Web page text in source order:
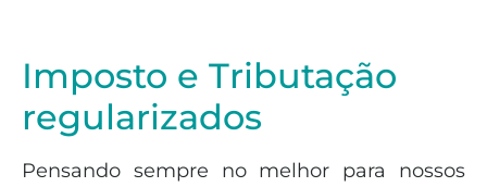
Imposto e Tributação
regularizados
Pensando sempre no melhor para nossos